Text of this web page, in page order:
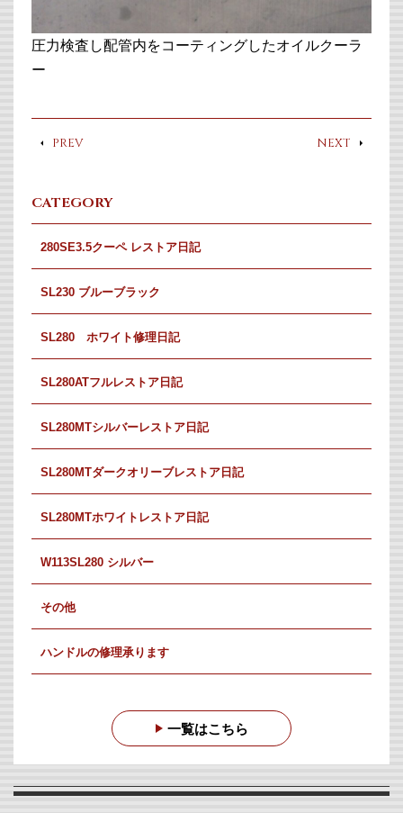
圧力検査し配管内をコーティングしたオイルクーラ
ー
PREV NEXT
CATEGORY
280SE3.5クーペ レストア日記
SL230 ブルーブラック
SL280 ホワイト修理日記
SL280ATフルレストア日記
SL280MTシルバーレストア日記
SL280MTダークオリーブレストア日記
SL280MTホワイトレストア日記
W113SL280 シルバー
その他
ハンドルの修理承ります
一覧はこちら